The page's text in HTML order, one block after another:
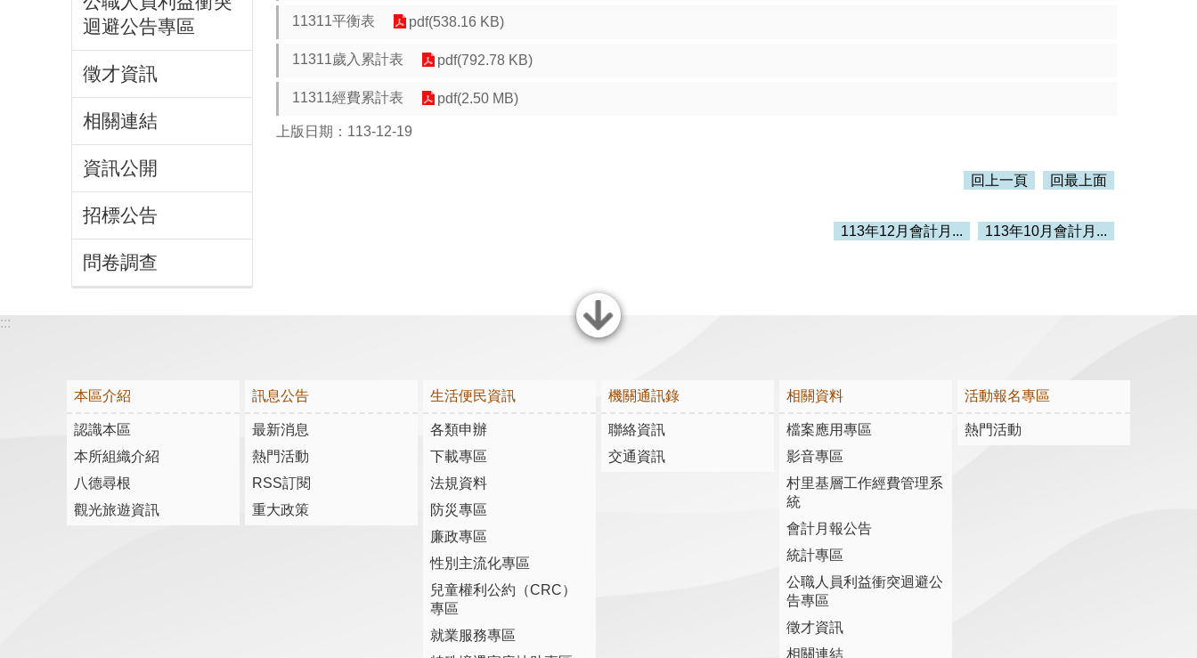
迴避公告專區
徵才資訊
相關連結
資訊公開
招標公告
問卷調查
11311平衡表 pdf(538.16 KB)
11311歲入累計表 pdf(792.78 KB)
11311經費累計表 pdf(2.50 MB)
上版日期：113-12-19
回上一頁 回最上面
113年12月會計月... 113年10月會計月...
關閉
:::
本區介紹
認識本區
本所組織介紹
八德尋根
觀光旅遊資訊
訊息公告
最新消息
熱門活動
RSS訂閱
重大政策
生活便民資訊
各類申辦
下載專區
法規資料
防災專區
廉政專區
性別主流化專區
兒童權利公約（CRC）
專區
就業服務專區
機關通訊錄
聯絡資訊
交通資訊
相關資料
檔案應用專區
影音專區
村里基層工作經費管理系
統
會計月報公告
統計專區
公職人員利益衝突迴避公
告專區
徵才資訊
相關連結
活動報名專區
熱門活動